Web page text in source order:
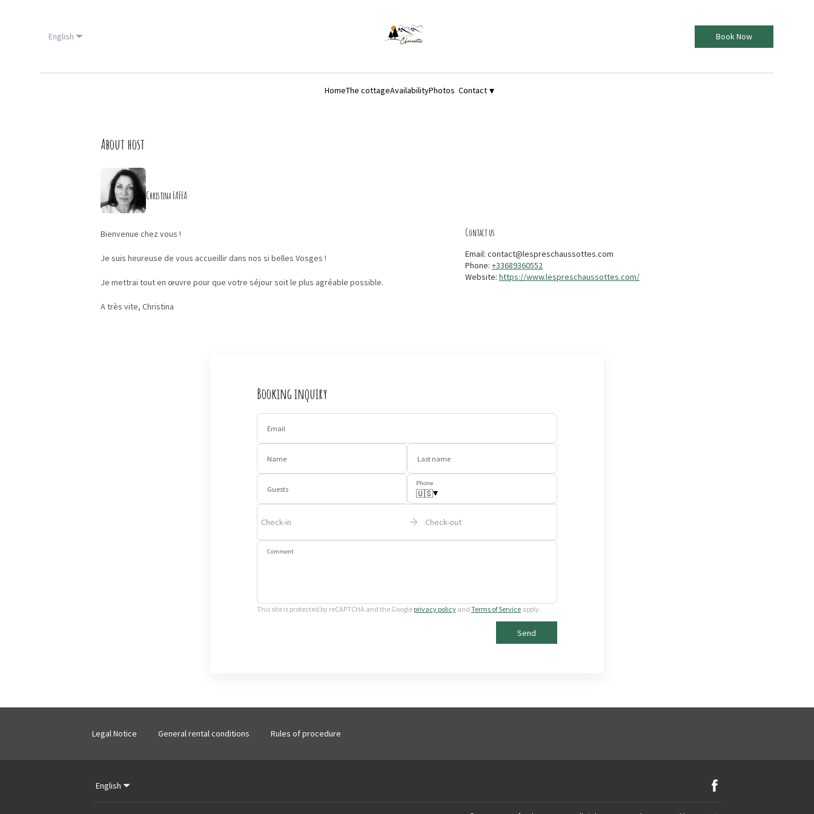
English Book Now
HomeThe cottageAvailabilityPhotos Contact ▾
About host
Christina FAFFA
Bienvenue chez vous !
Je suis heureuse de vous accueillir dans nos si belles Vosges !
Je mettrai tout en œuvre pour que votre séjour soit le plus agréable possible.
A très vite, Christina
Contact us
Email: contact@lespreschaussottes.com
Phone: +33689360552
Website: https://www.lespreschaussottes.com/
Booking inquiry
Email
Name Last name
Guests
Phone
🇺🇸▾
Check-in Check-out
Comment
This site is protected by reCAPTCHA and the Google privacy policy and Terms of Service apply.
Send
Legal Notice General rental conditions Rules of procedure
English